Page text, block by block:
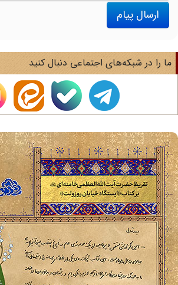
ارسال پیام
را در شبکه‌های اجتماعی دنبال کنید